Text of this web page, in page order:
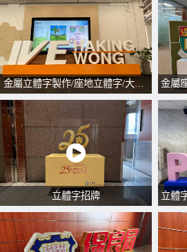
金屬立體字製作/座地立體字/大型立體擺設/訂製立體字
立體字招牌